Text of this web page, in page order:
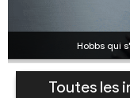
Hobbs qui
Toutes les